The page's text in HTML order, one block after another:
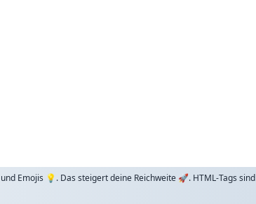
und Emojis 💡. Das steigert deine Reichweite 🚀. HTML-Tags sind